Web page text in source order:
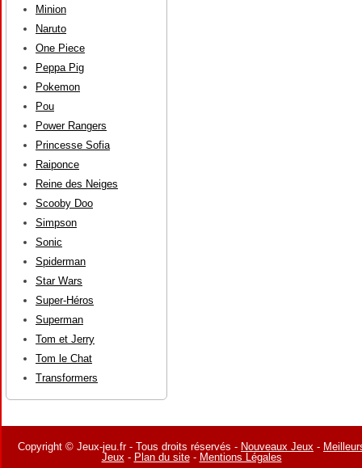
Minion
Naruto
One Piece
Peppa Pig
Pokemon
Pou
Power Rangers
Princesse Sofia
Raiponce
Reine des Neiges
Scooby Doo
Simpson
Sonic
Spiderman
Star Wars
Super-Héros
Superman
Tom et Jerry
Tom le Chat
Transformers
Copyright © Jeux-jeu.fr - Tous droits réservés - Nouveaux Jeux -
Jeux- Plan du site- Mentions Légales